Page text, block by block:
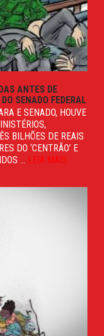
ANTES DE
SENADO FEDERAL
E SENADO, HOUVE
BILHÕES DE REAIS
DO ‘CENTRÃO’ E
... LEIA MAIS